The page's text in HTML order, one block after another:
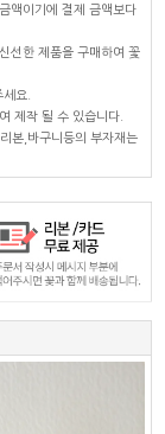
액이기에 결제 금액보다
선한 제품을 구매하여 꽃
요.
제작 될 수 있습니다.
본,바구니등의 부자재는